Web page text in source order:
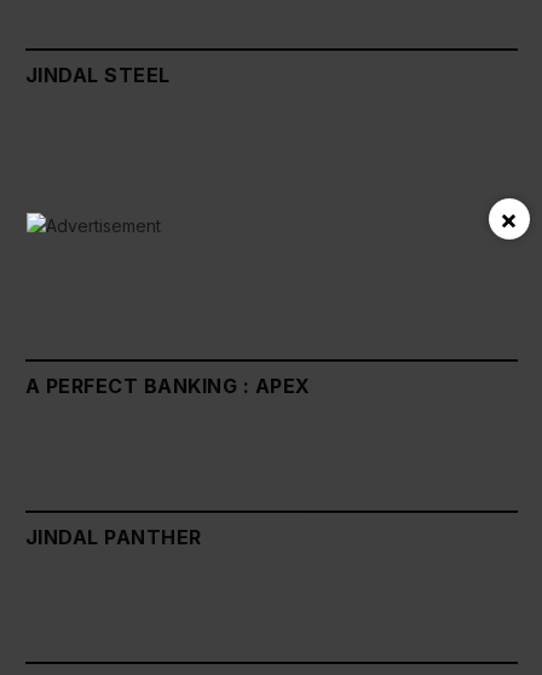
JINDAL STEEL
A PERFECT BANKING : APEX
JINDAL PANTHER
×